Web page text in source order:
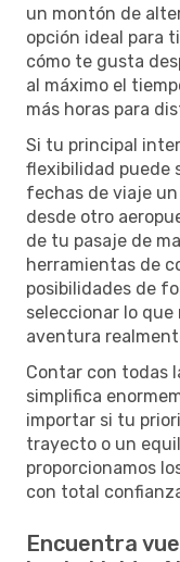
un montón de
opción ideal para
cómo te gusta
al máximo el
más horas para
Si tu principal
flexibilidad puede
fechas de viaje
desde otro
de tu pasaje de
herramientas de
posibilidades de
seleccionar lo
aventura
Contar con todas
simplifica
importar si tu
trayecto o un
proporcionamos
con total
Encuentra